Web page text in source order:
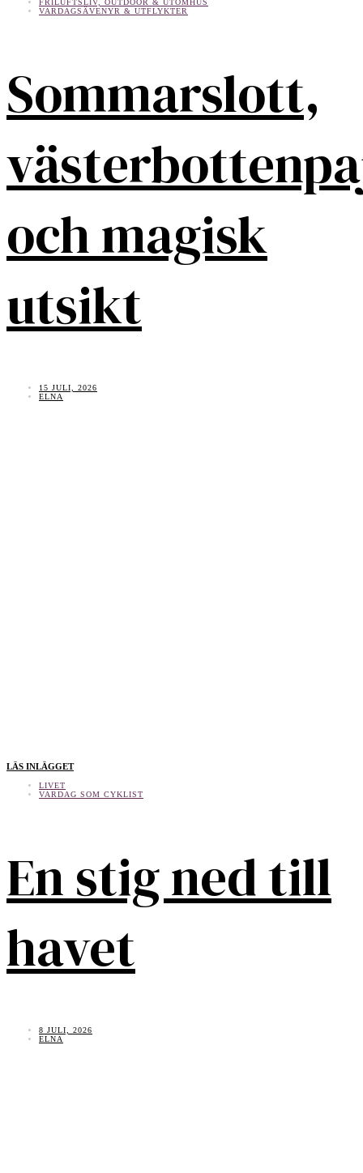
FRILUFTSLIV, OUTDOOR & UTOMHUS
VARDAGSÄVENYR & UTFLYKTER
Sommarslott,
och magisk
utsikt
15 JULI, 2026
ELNA
LÄS INLÄGGET
LIVET
VARDAG SOM CYKLIST
En stig ned till
havet
8 JULI, 2026
ELNA